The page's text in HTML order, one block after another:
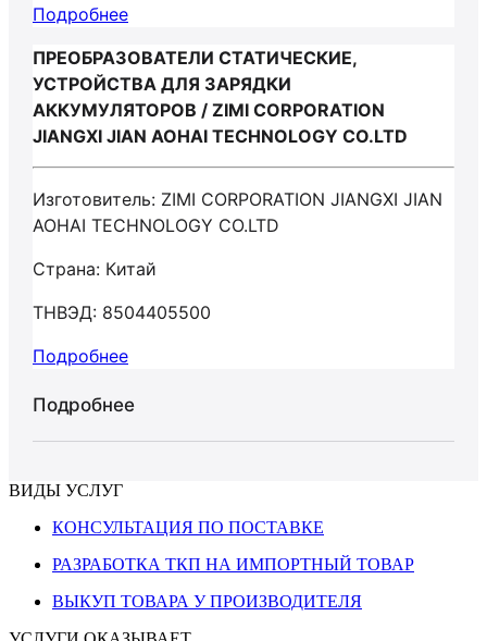
Подробнее
ПРЕОБРАЗОВАТЕЛИ СТАТИЧЕСКИЕ,
УСТРОЙСТВА ДЛЯ ЗАРЯДКИ
АККУМУЛЯТОРОВ / ZIMI CORPORATION
JIANGXI JIAN AOHAI TECHNOLOGY CO.LTD
Изготовитель: ZIMI CORPORATION JIANGXI JIAN
AOHAI TECHNOLOGY CO.LTD
Страна: Китай
ТНВЭД: 8504405500
Подробнее
Подробнее
ВИДЫ УСЛУГ
КОНСУЛЬТАЦИЯ ПО ПОСТАВКЕ
РАЗРАБОТКА ТКП НА ИМПОРТНЫЙ ТОВАР
ВЫКУП ТОВАРА У ПРОИЗВОДИТЕЛЯ